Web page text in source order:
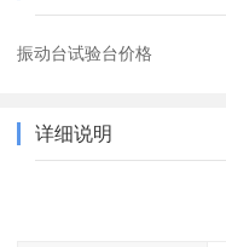
振动台试验台价格
详细说明